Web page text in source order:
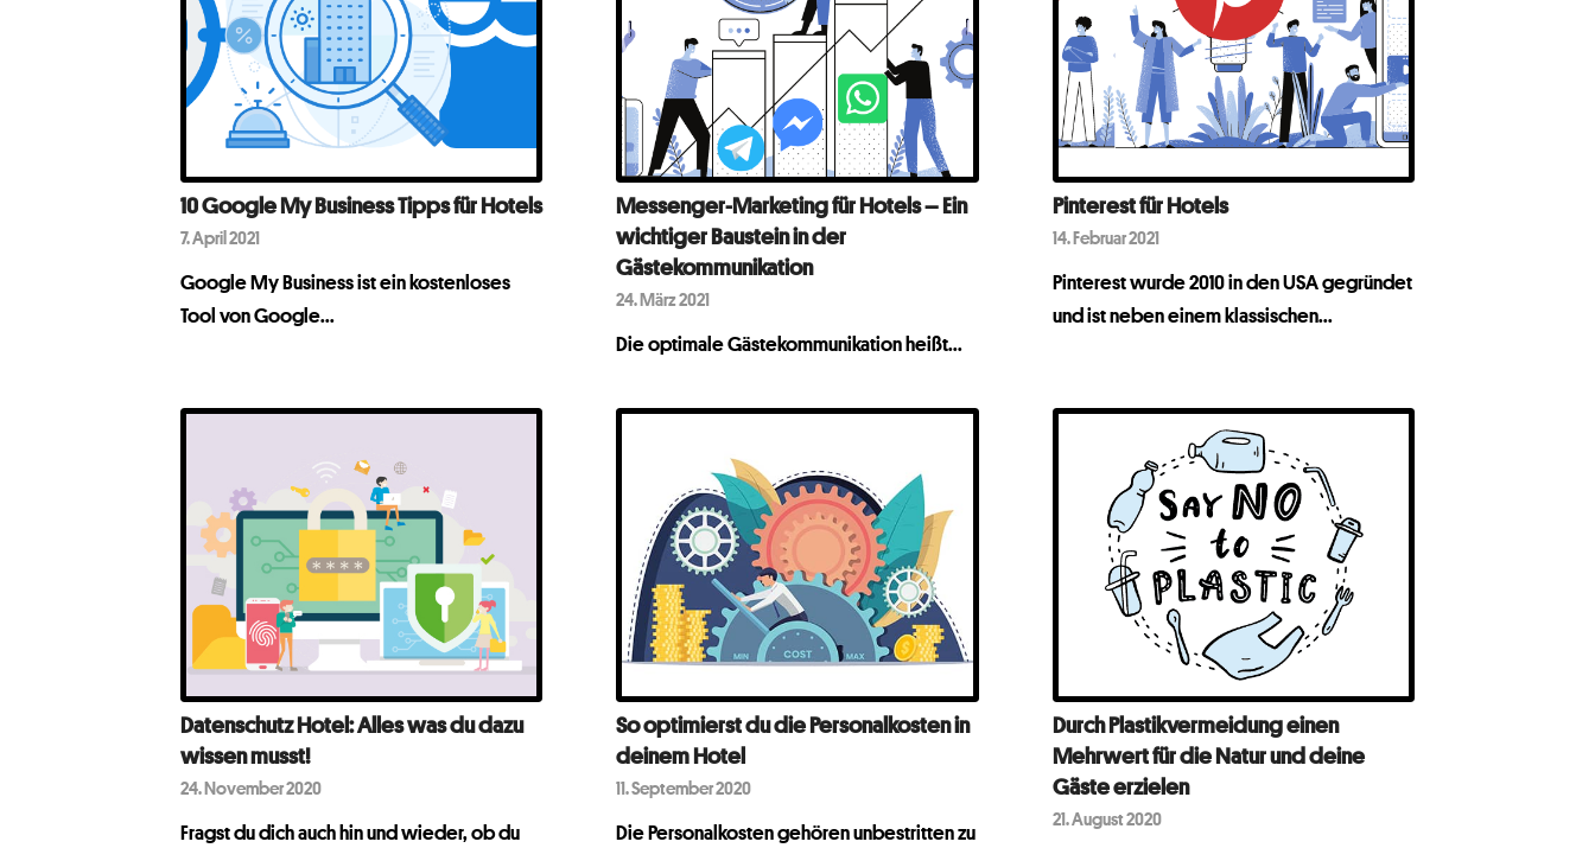
10 Google My Business Tipps für Hotels
7. April 2021
Google My Business ist ein kostenloses
Tool von Google...
Messenger-Marketing für Hotels – Ein
wichtiger Baustein in der
Gästekommunikation
24. März 2021
Die optimale Gästekommunikation heißt...
Pinterest für Hotels
14. Februar 2021
Pinterest wurde 2010 in den USA gegründet
und ist neben einem klassischen...
Datenschutz Hotel: Alles was du dazu
wissen musst!
24. November 2020
Fragst du dich auch hin und wieder, ob du
So optimierst du die Personalkosten in
deinem Hotel
11. September 2020
Die Personalkosten gehören unbestritten zu
Durch Plastikvermeidung einen
Mehrwert für die Natur und deine
Gäste erzielen
21. August 2020